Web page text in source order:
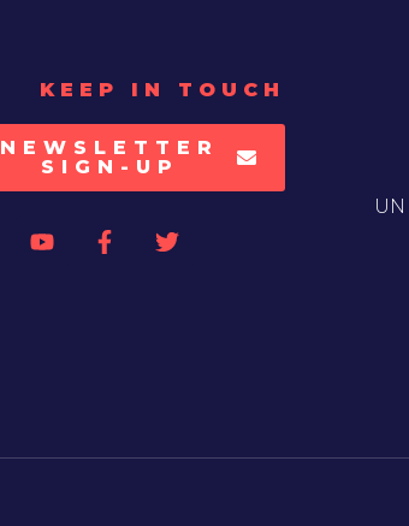
KEEP IN TOUCH
NEWSLETTER
SIGN-UP